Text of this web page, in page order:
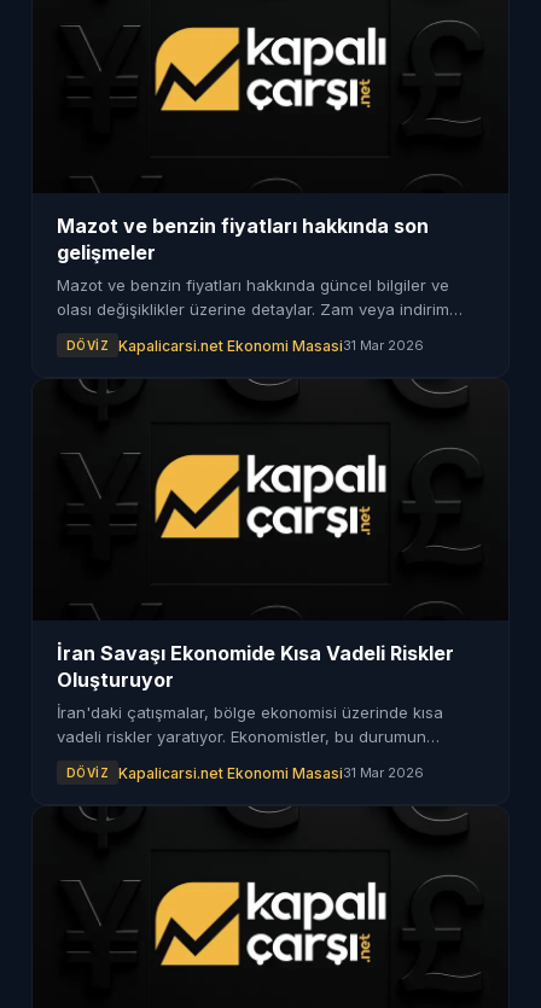
Mazot ve benzin fiyatları hakkında son
gelişmeler
Mazot ve benzin fiyatları hakkında güncel bilgiler ve
olası değişiklikler üzerine detaylar. Zam veya indirim
DÖVIZ Kapalicarsi.net Ekonomi Masasi31 Mar 2026
İran Savaşı Ekonomide Kısa Vadeli Riskler
Oluşturuyor
İran'daki çatışmalar, bölge ekonomisi üzerinde kısa
vadeli riskler yaratıyor. Ekonomistler, bu durumun
DÖVIZ Kapalicarsi.net Ekonomi Masasi31 Mar 2026